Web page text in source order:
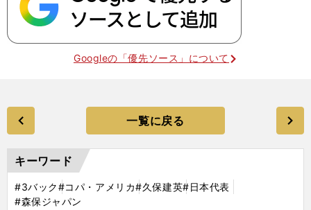
Googleの「優先ソース」について
一覧に戻る
キーワード
#3バック#コパ・アメリカ#久保建英#日本代表
#森保ジャパン